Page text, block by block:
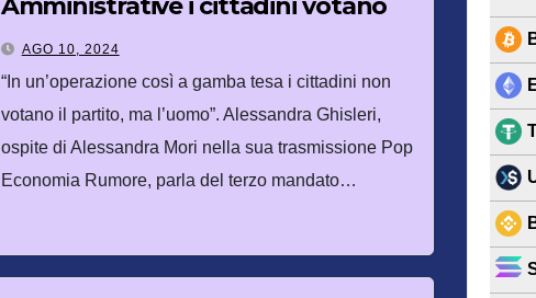
Amministrative i cittadini votano
l’uomo non il partito”
AGO 10, 2024
“In un’operazione così a gamba tesa i cittadini non
votano il partito, ma l’uomo”. Alessandra Ghisleri,
ospite di Alessandra Mori nella sua trasmissione Pop
Economia Rumore, parla del terzo mandato…